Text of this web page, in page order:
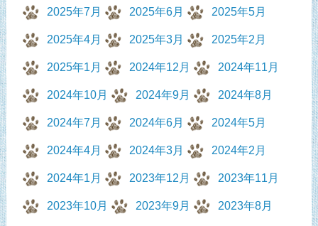
2025年7月 2025年6月 2025年5月
2025年4月 2025年3月 2025年2月
2025年1月 2024年12月 2024年11月
2024年10月 2024年9月 2024年8月
2024年7月 2024年6月 2024年5月
2024年4月 2024年3月 2024年2月
2024年1月 2023年12月 2023年11月
2023年10月 2023年9月 2023年8月